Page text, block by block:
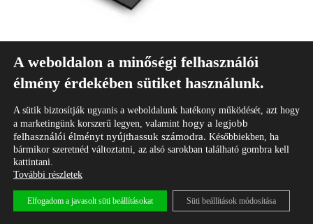
Mara mosdó 90 cm széles (20+70), jobbos
Elérhető színek
...
139 890Ft
A weboldalon a minőségi felhasználói
élmény érdekében sütiket használunk.
A sütik biztosítják ugyanis a weboldalunk hatékony működését, azt hogy
a marketingünk korszerű legyen, valamint hogy a legjobb
felhasználói élményt nyújthassuk számodra. Későbbiekben, ha
bármikor szeretnéd változtatni, az alsó sarokban található gombra kell
kattintani.
További részletek
Elfogadom a javasolt süti beállításokat Süti beállítások módosítása